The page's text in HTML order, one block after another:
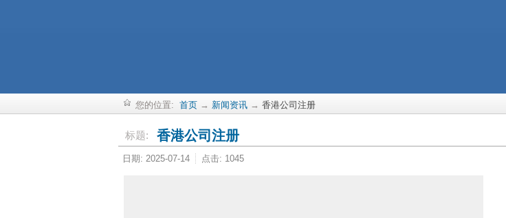
您的位置: 首页 → 新闻资讯 → 香港公司注册
标题: 香港公司注册
日期: 2025-07-14 点击: 1045